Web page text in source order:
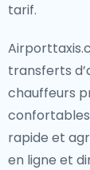
tarif.
transferts
chauffeurs
rapide et
en ligne et